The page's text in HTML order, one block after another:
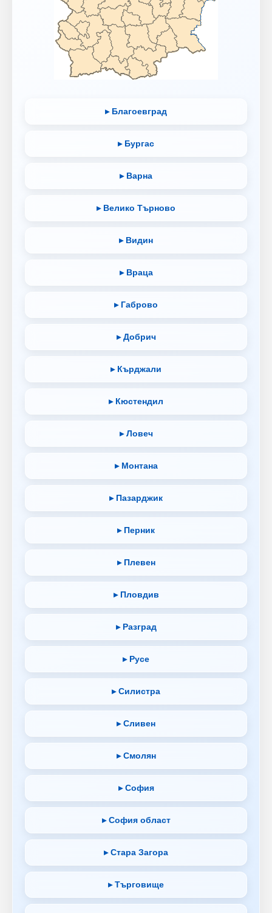
▸ Благоевград
▸ Бургас
▸ Варна
▸ Велико Търново
▸ Видин
▸ Враца
▸ Габрово
▸ Добрич
▸ Кърджали
▸ Кюстендил
▸ Ловеч
▸ Монтана
▸ Пазарджик
▸ Перник
▸ Плевен
▸ Пловдив
▸ Разград
▸ Русе
▸ Силистра
▸ Сливен
▸ Смолян
▸ София
▸ София област
▸ Стара Загора
▸ Търговище